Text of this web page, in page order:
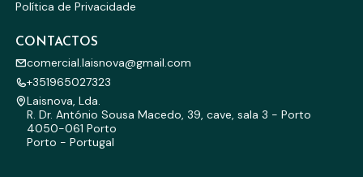
Política de Privacidade
CONTACTOS
comercial.laisnova@gmail.com
+351965027323
Laisnova, Lda.
R. Dr. António Sousa Macedo, 39, cave, sala 3 - Porto
4050-061 Porto
Porto - Portugal